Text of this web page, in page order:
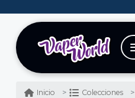
Inicio Colecciones